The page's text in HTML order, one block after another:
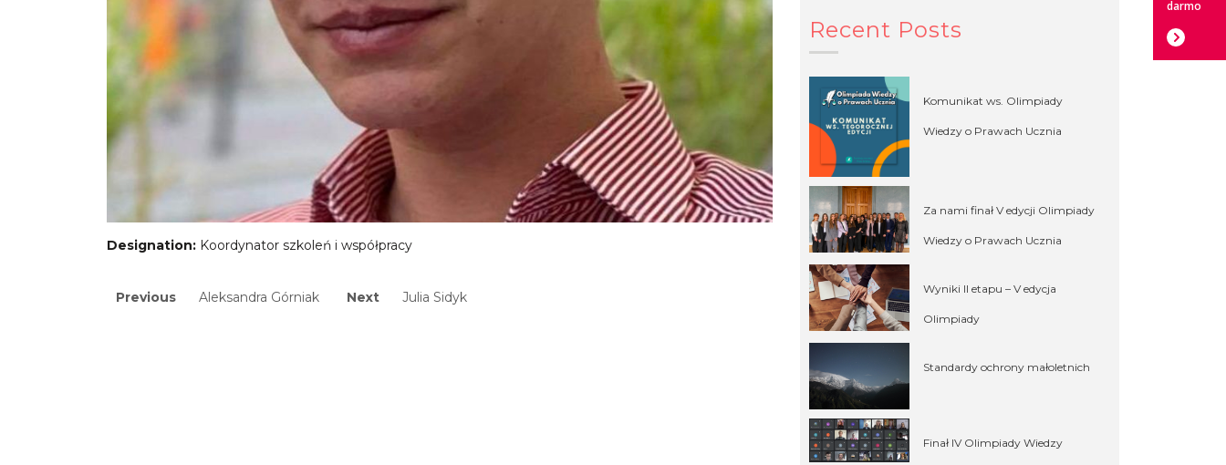
Designation: Koordynator szkoleń i współpracy
Nawigacja
Previous
Previous
Aleksandra Górniak Next
Next
Julia Sidyk
Recent Posts
Komunikat ws. Olimpiady
Wiedzy o Prawach Ucznia
Za nami finał V edycji Olimpiady
Wiedzy o Prawach Ucznia
Wyniki II etapu – V edycja
Olimpiady
Standardy ochrony małoletnich
Finał IV Olimpiady Wiedzy
darmo